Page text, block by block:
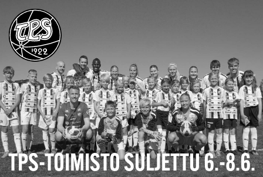
TPS-TOIMISTO SULJETTU 6.-8.6.